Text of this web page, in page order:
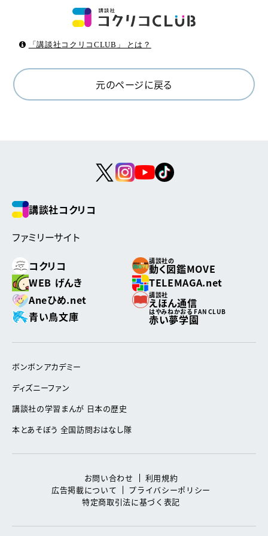
「講談社コクリコCLUB」 とは？
元のページに戻る
講談社コクリコ
ファミリーサイト
コクリコ
講談社の
動く図鑑MOVE
WEB げんき
TELEMAGA.net
Aneひめ.net
講談社
えほん通信
青い鳥文庫
はやみねかおる FAN CLUB
赤い夢学園
ボンボンアカデミー
ディズニーファン
講談社の学習まんが 日本の歴史
本とあそぼう 全国訪問おはなし隊
お問い合わせ
利用規約
広告掲載について
プライバシーポリシー
特定商取引法に基づく表記